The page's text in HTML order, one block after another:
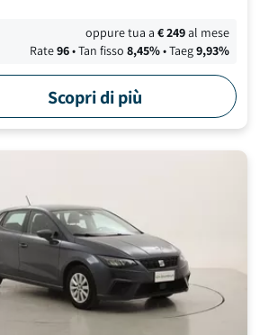
oppure tua a€249al mese
Rate96• Tan fisso 8,45%• Taeg9,93%
Scopri di più